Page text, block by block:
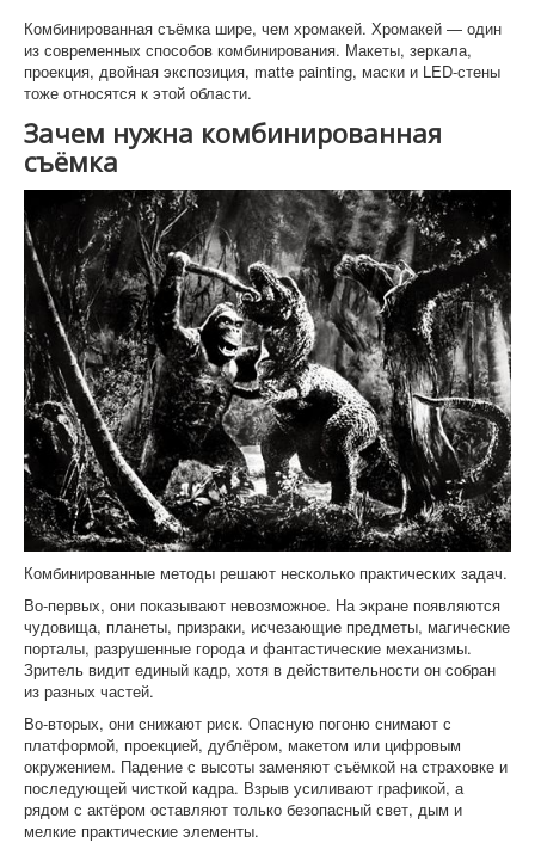
Комбинированная съёмка шире, чем хромакей. Хромакей — один
из современных способов комбинирования. Макеты, зеркала,
проекция, двойная экспозиция, matte painting, маски и LED-стены
тоже относятся к этой области.
Зачем нужна комбинированная
съёмка
Комбинированные методы решают несколько практических задач.
Во-первых, они показывают невозможное. На экране появляются
чудовища, планеты, призраки, исчезающие предметы, магические
порталы, разрушенные города и фантастические механизмы.
Зритель видит единый кадр, хотя в действительности он собран
из разных частей.
Во-вторых, они снижают риск. Опасную погоню снимают с
платформой, проекцией, дублёром, макетом или цифровым
окружением. Падение с высоты заменяют съёмкой на страховке и
последующей чисткой кадра. Взрыв усиливают графикой, а
рядом с актёром оставляют только безопасный свет, дым и
мелкие практические элементы.